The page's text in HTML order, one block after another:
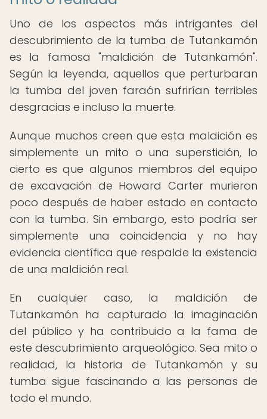
Uno de los aspectos más intrigantes del
descubrimiento de la tumba de Tutankamón
es la famosa "maldición de Tutankamón".
Según la leyenda, aquellos que perturbaran
la tumba del joven faraón sufrirían terribles
desgracias e incluso la muerte.
Aunque muchos creen que esta maldición es
simplemente un mito o una superstición, lo
cierto es que algunos miembros del equipo
de excavación de Howard Carter murieron
poco después de haber estado en contacto
con la tumba. Sin embargo, esto podría ser
simplemente una coincidencia y no hay
evidencia científica que respalde la existencia
de una maldición real.
En cualquier caso, la maldición de
Tutankamón ha capturado la imaginación
del público y ha contribuido a la fama de
este descubrimiento arqueológico. Sea mito o
realidad, la historia de Tutankamón y su
tumba sigue fascinando a las personas de
todo el mundo.